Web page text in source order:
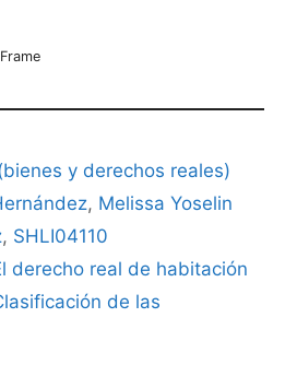
y derechos reales)
, Melissa Yoselin
, SHLI04110
derecho real de habitación
de las